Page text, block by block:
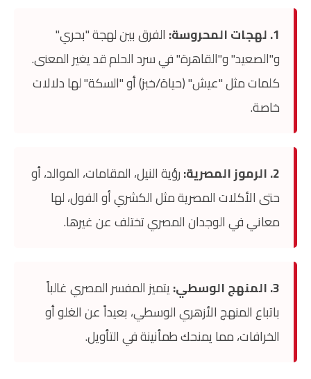
1. لهجات المحروسة:
الفرق بين لهجة "بحري"
و"الصعيد" و"القاهرة" في سرد الحلم قد يغير المعنى.
كلمات مثل "عيش" (حياة/خبز) أو "السكة" لها دلالات
خاصة.
2. الرموز المصرية:
رؤية النيل، المقامات، الموالد، أو
حتى الأكلات المصرية مثل الكشري أو الفول، لها
معاني في الوجدان المصري تختلف عن غيرها.
3. المنهج الوسطي:
يتميز المفسر المصري غالباً
باتباع المنهج الأزهري الوسطي، بعيداً عن الغلو أو
الخرافات، مما يمنحك طمأنينة في التأويل.